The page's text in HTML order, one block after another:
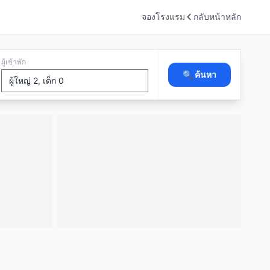
จองโรงแรม กลับหน้าหลัก
ผู้เข้าพัก
🔍 ค้นหา